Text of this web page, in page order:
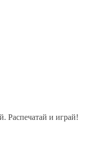
Распечатай и играй!